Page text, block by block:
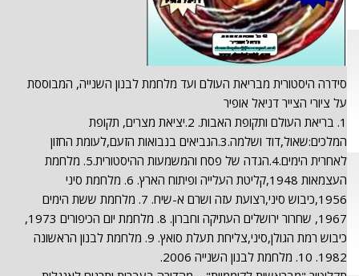
סידרה היסטורית מבריאת העולם ועד מלחמת לבנון השנייה, המבוססת
על ציורי הצייר דניאל אופיר
1. בריאת העולם ותקופת האבות. 2.יציאת מצרים, תקופת
המלכים:שאול,דוד ושלמה.3.הנביאים בנבואות הזעם,לעומת החזון
לאחרית הימים.4.הגדה של פסח והמשמעות ההיסטורית.5. מלחמת
העצמאות 1948,קליטת העלייה ופיתוח הארץ. 6. מלחמת סיני
1956,כיבוש סיני,רצועת עזה ושרם א-שיח. 7. מלחמת ששת הימים
1967, שחרור ירושלים העתיקה וחברון. 8. מלחמת יום הכיפורים 1973,
כיבוש רמת הגולן,סיני,צליחת תעלת סואץ. 9. מלחמת לבנון הראשונה
1982. 10. מלחמת לבנון השנייה 2006.